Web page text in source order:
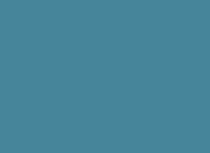
Le plan d’une cité vue
carrés blancs en rangs
d’urgence d’un camp de
de trois courbes de sons
Six pupitres avec six partitions
ce morceau de ville précaire.
autour des habitations de